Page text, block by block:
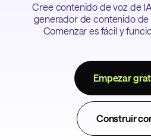
Cree contenido de voz de
generador de contenido de
Comenzar es fácil y
Empezar
Construir